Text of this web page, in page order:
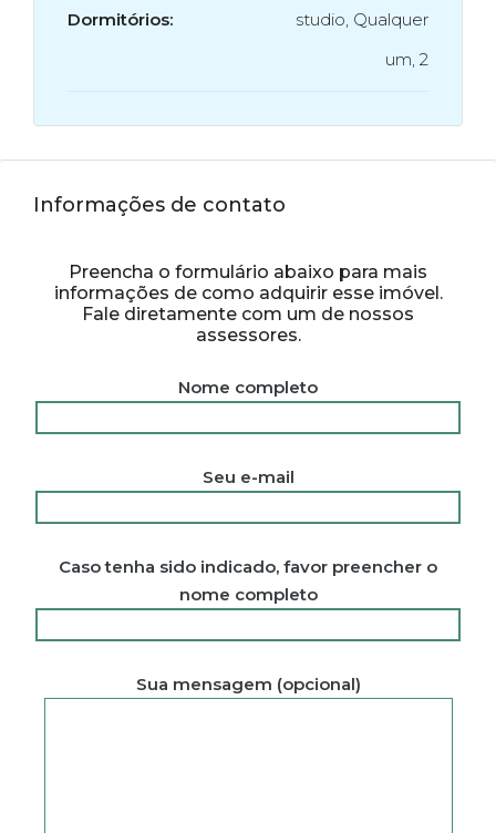
Dormitórios:
studio, Qualquer
um, 2
Informações de contato
Preencha o formulário abaixo para mais
informações de como adquirir esse imóvel.
Fale diretamente com um de nossos
assessores.
Nome completo
Seu e-mail
Caso tenha sido indicado, favor preencher o
nome completo
Sua mensagem (opcional)